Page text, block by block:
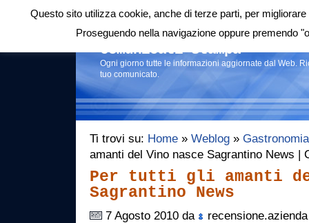
Login|RSS |
Comunicati stampa
Ogni giorno tutte le informazioni aggiornate dal Web.
tuo comunicato.
Ti trovi su: Home » Weblog » Gastronomia
amanti del Vino nasce Sagrantino News |
Per tutti gli amanti
Sagrantino News
7 Agosto 2010 da recensione.azienda
Questo sito utilizza cookie, anche di terze parti, per
Proseguendo nella navigazione oppure premendo